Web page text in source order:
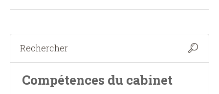
Compétences du cabinet